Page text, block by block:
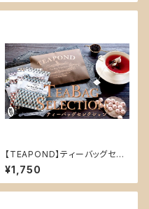
【TEAPOND】ティーバッグセレ
クション
¥1,750